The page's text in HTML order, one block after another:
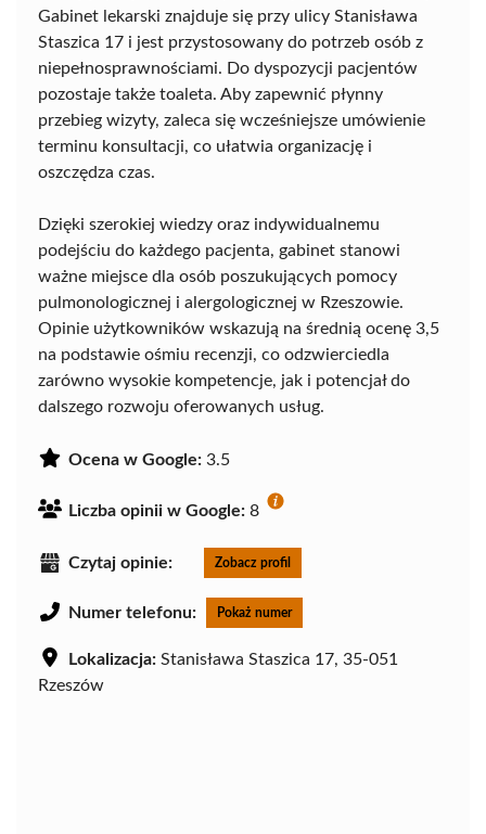
Gabinet lekarski znajduje się przy ulicy Stanisława
Staszica 17 i jest przystosowany do potrzeb osób z
niepełnosprawnościami. Do dyspozycji pacjentów
pozostaje także toaleta. Aby zapewnić płynny
przebieg wizyty, zaleca się wcześniejsze umówienie
terminu konsultacji, co ułatwia organizację i
oszczędza czas.
Dzięki szerokiej wiedzy oraz indywidualnemu
podejściu do każdego pacjenta, gabinet stanowi
ważne miejsce dla osób poszukujących pomocy
pulmonologicznej i alergologicznej w Rzeszowie.
Opinie użytkowników wskazują na średnią ocenę 3,5
na podstawie ośmiu recenzji, co odzwierciedla
zarówno wysokie kompetencje, jak i potencjał do
dalszego rozwoju oferowanych usług.
Ocena w Google: 3.5
Liczba opinii w Google: 8
Czytaj opinie: Zobacz profil
Numer telefonu: Pokaż numer
Lokalizacja: Stanisława Staszica 17, 35-051
Rzeszów